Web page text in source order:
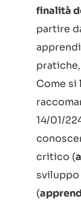
finalità
partire
Come si
14/01/
critico (
(